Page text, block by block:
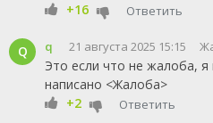
+16
Ответить
Q q 21 августа 2025 15:15
Это если что не жалоба,
написано <Жалоба>
+2
Ответить